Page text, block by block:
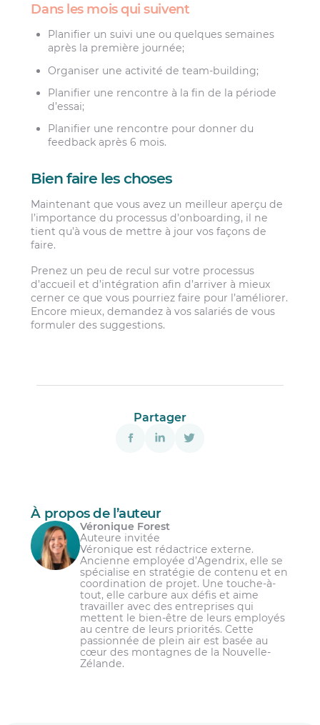
Dans les mois qui suivent
Planifier un suivi une ou quelques semaines
après la première journée;
Organiser une activité de team-building;
Planifier une rencontre à la fin de la période
d’essai;
Planifier une rencontre pour donner du
feedback après 6 mois.
Bien faire les choses
Maintenant que vous avez un meilleur aperçu de
l’importance du processus d’onboarding, il ne
tient qu’à vous de mettre à jour vos façons de
faire.
Prenez un peu de recul sur votre processus
d’accueil et d’intégration afin d’arriver à mieux
cerner ce que vous pourriez faire pour l’améliorer.
Encore mieux, demandez à vos salariés de vous
formuler des suggestions.
Partager
À propos de l’auteur
Véronique Forest
Auteure invitée
Véronique est rédactrice externe.
Ancienne employée d’Agendrix, elle se
spécialise en stratégie de contenu et en
coordination de projet. Une touche-à-
tout, elle carbure aux défis et aime
travailler avec des entreprises qui
mettent le bien-être de leurs employés
au centre de leurs priorités. Cette
passionnée de plein air est basée au
cœur des montagnes de la Nouvelle-
Zélande.